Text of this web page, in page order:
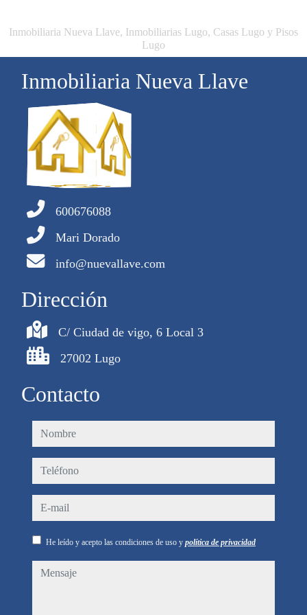
Inmobiliaria Nueva Llave, Inmobiliarias Lugo, Casas Lugo y Pisos
Lugo
Inmobiliaria Nueva Llave
600676088
Mari Dorado
info@nuevallave.com
Dirección
C/ Ciudad de vigo, 6 Local 3
27002 Lugo
Contacto
nombre
teléfono
e-mail
He leído y acepto las condiciones de uso y política de privacidad
mensaje